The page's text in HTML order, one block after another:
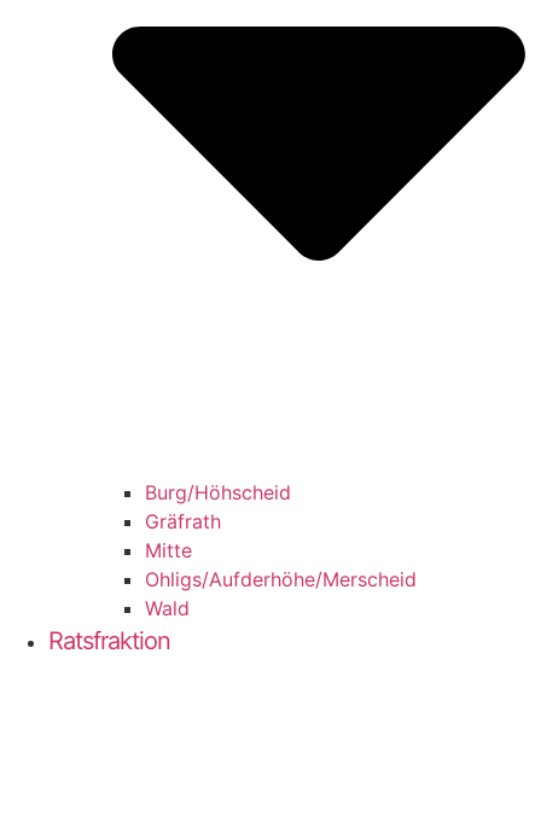
Burg/​Höhscheid
Grä­f­rath
Mit­te
Ohligs/​Aufderhöhe/​Merscheid
Wald
Ratsfraktion